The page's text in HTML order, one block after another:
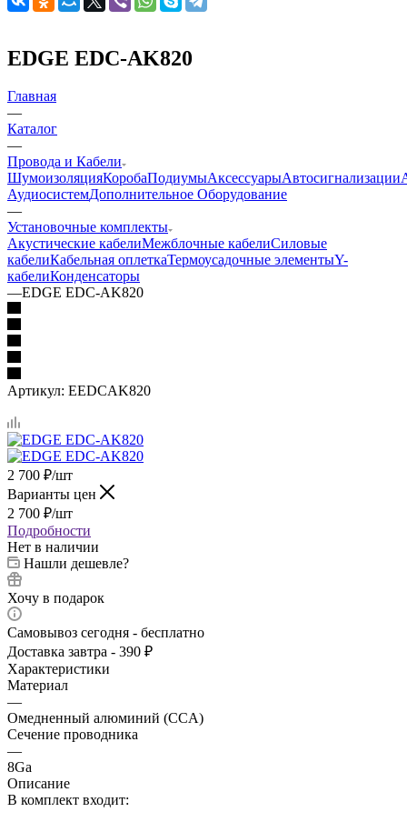
EDGE EDC-AK820
Главная
—
Каталог
—
Провода и Кабели
ШумоизоляцияКоробаПодиумыАксессуарыАвтосигнализации
АудиосистемДополнительное Оборудование
—
Установочные комплекты
Акустические кабелиМежблочные кабелиСиловые
кабелиКабельная оплеткаТермоусадочные элементыY-
кабелиКонденсаторы
—EDGE EDC-AK820
Артикул: EEDCAK820
2 700 ₽/шт
Варианты цен
2 700 ₽/шт
Подробности
Нет в наличии
Нашли дешевле?
Хочу в подарок
Самовывоз сегодня - бесплатно
Доставка завтра - 390 ₽
Характеристики
Материал
—
Омедненный алюминий (CCA)
Сечение проводника
—
8Ga
Описание
В комплект входит: